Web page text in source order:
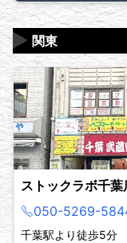
関東
▶
ストックラボ千葉
050-5269-
千葉駅より徒歩5分